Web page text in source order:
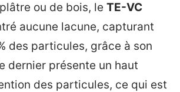
ou de bois, le TE-VC
aucune lacune, capturant
des particules, grâce à son
dernier présente un haut
des particules, ce qui est